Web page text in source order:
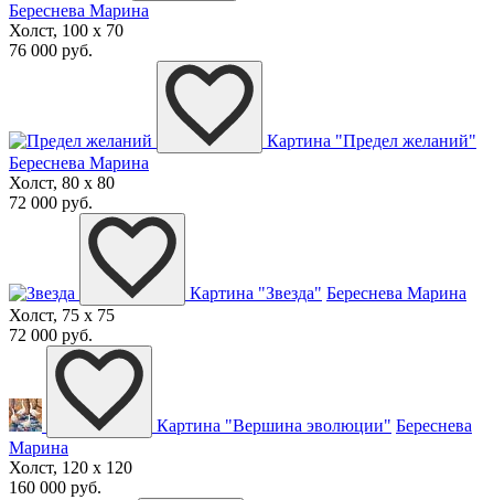
Береснева Марина
Холст, 100 x 70
76 000 руб.
Картина "Предел желаний"
Береснева Марина
Холст, 80 x 80
72 000 руб.
Картина "Звезда" Береснева Марина
Холст, 75 x 75
72 000 руб.
Картина "Вершина эволюции" Береснева
Марина
Холст, 120 x 120
160 000 руб.